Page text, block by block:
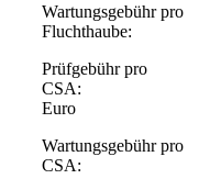
Wartungsgebühr pro
Prüfgebühr pro
Euro
Wartungsgebühr pro
CSA: